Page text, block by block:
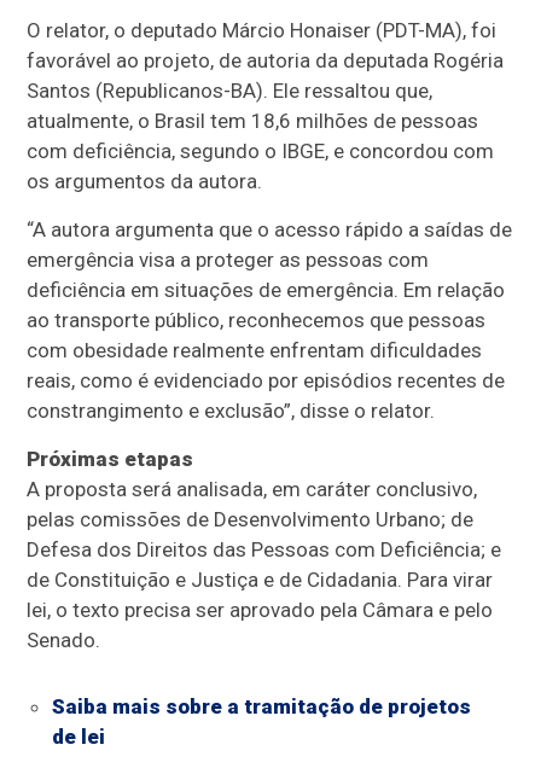
O relator, o deputado Márcio Honaiser (PDT-MA), foi
favorável ao projeto, de autoria da deputada Rogéria
Santos (Republicanos-BA). Ele ressaltou que,
atualmente, o Brasil tem 18,6 milhões de pessoas
com deficiência, segundo o IBGE, e concordou com
os argumentos da autora.
“A autora argumenta que o acesso rápido a saídas de
emergência visa a proteger as pessoas com
deficiência em situações de emergência. Em relação
ao transporte público, reconhecemos que pessoas
com obesidade realmente enfrentam dificuldades
reais, como é evidenciado por episódios recentes de
constrangimento e exclusão”, disse o relator.
Próximas etapas
A proposta será analisada, em caráter conclusivo,
pelas comissões de Desenvolvimento Urbano; de
Defesa dos Direitos das Pessoas com Deficiência; e
de Constituição e Justiça e de Cidadania. Para virar
lei, o texto precisa ser aprovado pela Câmara e pelo
Senado.
Saiba mais sobre a tramitação de projetos
de lei